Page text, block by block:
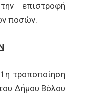
επιστροφή
ποσών.
τροποποίηση
Δήμου Βόλου